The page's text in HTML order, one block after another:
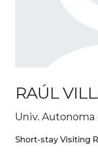
RAÚL
Univ.
Short-stay Visiting